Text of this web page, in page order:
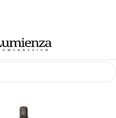
Fiyatına 3 Taksit Fırsatı